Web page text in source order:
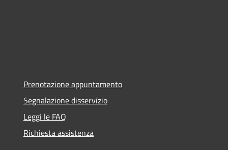
Prenotazione appuntamento
Segnalazione disservizio
Leggi le FAQ
Richiesta assistenza